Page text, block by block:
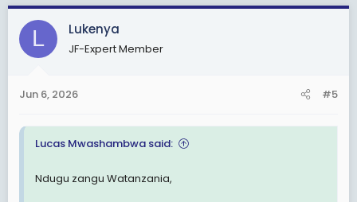
a
c
i
s
L Lukenya
JF-Expert Member
Jun 6, 2026 #5
Lucas Mwashambwa said:
Ndugu zangu Watanzania,